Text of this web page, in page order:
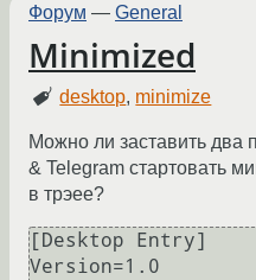
Форум — General
Minimized
desktop, minimize
Можно ли заставить два
& Telegram стартовать
в трэее?
[Desktop Entry]
Version=1.0